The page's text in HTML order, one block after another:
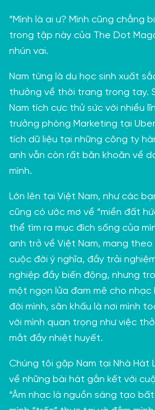
“Mình là ai ư? Mình cũng chẳng
trong tập này của The Dot
nhún vai.
Nam từng là du học sinh xuất
thưởng về thời trang trong tay.
Nam tích cực thử sức với nhiều
trưởng phòng Marketing tại
tích dữ liệu tại những công ty
anh vẫn còn rất băn khoăn về
mình.
Lớn lên tại Việt Nam, như các
cũng có ước mơ về “miền đất
thể tìm ra mục đích sống của
anh trở về Việt Nam, mang
cuộc đời ý nghĩa, đầy trải
nghiệp đầy biến động, nhưng
một ngọn lửa đam mê cho nhạc
đời mình, sân khấu là nơi mình
với mình quan trọng như việc thở
mắt đầy nhiệt huyết.
Chúng tôi gặp Nam tại Nhà Hát
về những bài hát gắn kết với
“Âm nhạc là nguồn sáng tạo